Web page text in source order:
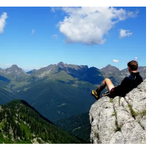
con la comunità locale. La
economica e lo sviluppo
dimensione più etica del